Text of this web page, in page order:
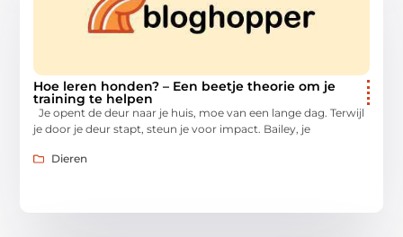
Hoe leren honden? – Een beetje theorie om je
training te helpen
Je opent de deur naar je huis, moe van een lange dag. Terwijl
je door je deur stapt, steun je voor impact. Bailey, je
Dieren